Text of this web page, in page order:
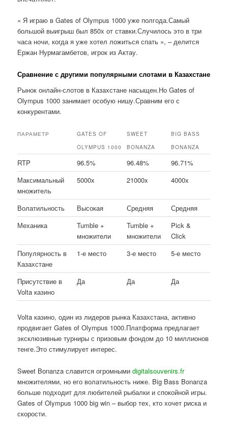
« Я играю в Gates of Olympus 1000 уже полгода.Самый
большой выигрыш был 850x от ставки.Случилось это в три
часа ночи, когда я уже хотел ложиться спать », – делится
Ержан Нурмагамбетов, игрок из Актау.
Сравнение с другими популярными слотами в Казахстане
Рынок онлайн-слотов в Казахстане насыщен.Но Gates of
Olympus 1000 занимает особую нишу.Сравним его с
конкурентами.
ПАРАМЕТР
GATES OF
OLYMPUS 1000
SWEET
BONANZA
BIG BASS
BONANZA
RTP 96.5% 96.48%
96.71%
Максимальный
множитель
5000x 21000x 4000x
Волатильность Высокая Средняя
Средняя
Механика
Tumble +
множители
Tumble +
множители
Pick &
Click
Популярность в
Казахстане
1-е место 3-е место 5-е место
Присутствие в
Volta казино
Да Да Да
Volta казино, один из лидеров рынка Казахстана, активно
продвигает Gates of Olympus 1000.Платформа предлагает
эксклюзивные турниры с призовым фондом до 10 миллионов
тенге.Это стимулирует интерес.
Sweet Bonanza славится огромнымиdigitalsouvenirs.fr
множителями, но его волатильность ниже. Big Bass Bonanza
больше подходит для любителей рыбалки и спокойной игры.
Gates of Olympus 1000 big win – выбор тех, кто хочет риска и
скорости.